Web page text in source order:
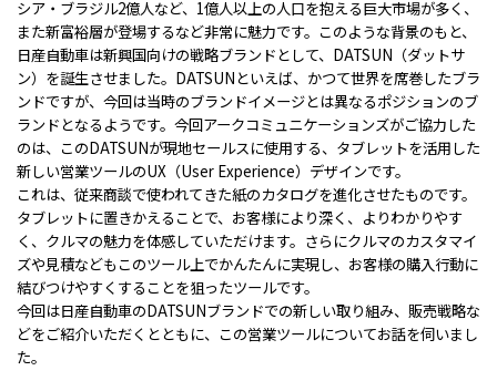
シア・ブラジル2億人など、1億人以上の人口を抱える巨大市場が多く、
また新富裕層が登場するなど非常に魅力です。このような背景のもと、
日産自動車は新興国向けの戦略ブランドとして、DATSUN（ダットサ
ン）を誕生させました。DATSUNといえば、かつて世界を席巻したブラ
ンドですが、今回は当時のブランドイメージとは異なるポジションのブ
ランドとなるようです。今回アークコミュニケーションズがご協力した
のは、このDATSUNが現地セールスに使用する、タブレットを活用した
新しい営業ツールのUX（User Experience）デザインです。
これは、従来商談で使われてきた紙のカタログを進化させたものです。
タブレットに置きかえることで、お客様により深く、よりわかりやす
く、クルマの魅力を体感していただけます。さらにクルマのカスタマイ
ズや見積などもこのツール上でかんたんに実現し、お客様の購入行動に
結びつけやすくすることを狙ったツールです。
今回は日産自動車のDATSUNブランドでの新しい取り組み、販売戦略な
どをご紹介いただくとともに、この営業ツールについてお話を伺いまし
た。